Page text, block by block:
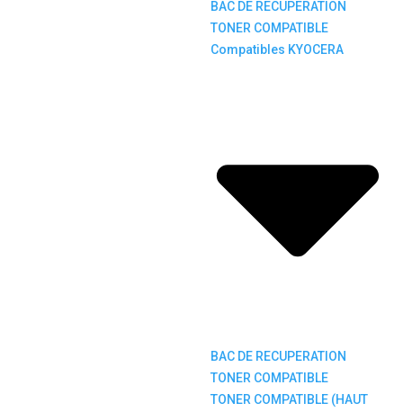
BAC DE RECUPERATION
TONER COMPATIBLE
Compatibles KYOCERA
BAC DE RECUPERATION
TONER COMPATIBLE
TONER COMPATIBLE (HAUT